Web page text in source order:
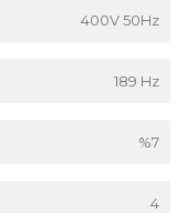
400V 50Hz
189 Hz
%7
4